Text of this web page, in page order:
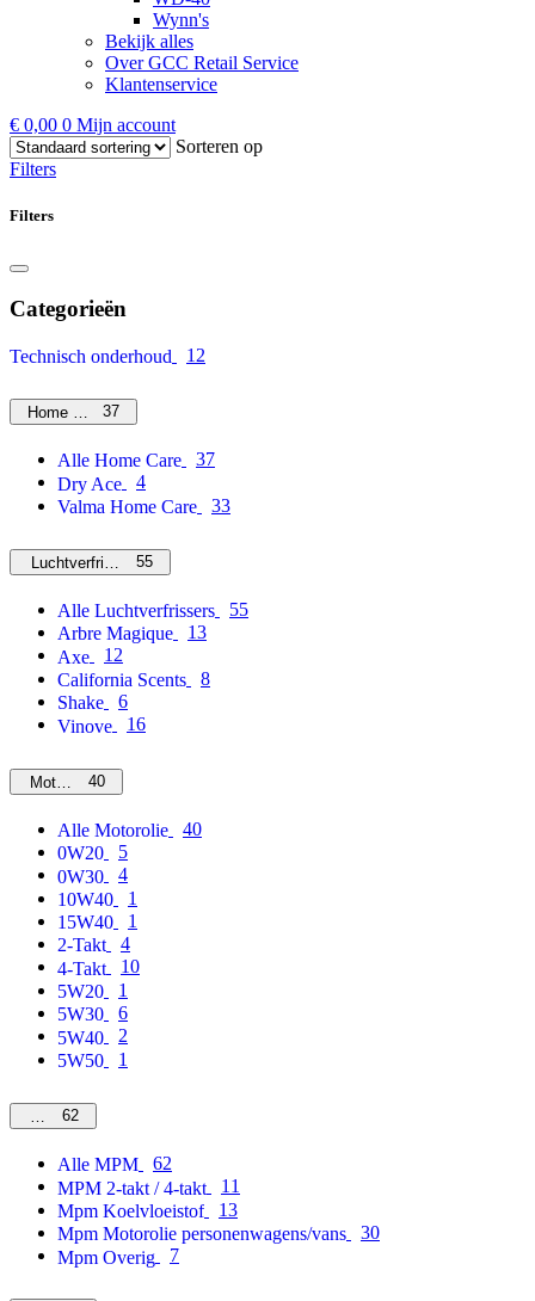
Wynn's
Bekijk alles
Over GCC Retail Service
Klantenservice
€ 0,00 0 Mijn account
Sorteren op
Filters
Filters
Categorieën
Technisch onderhoud 12
Home Care37
Alle Home Care
37
Dry Ace
4
Valma Home Care
33
Luchtverfrissers55
Alle Luchtverfrissers
55
Arbre Magique
13
Axe
12
California Scents
8
Shake
6
Vinove
16
Motorolie40
Alle Motorolie
40
0W20
5
0W30
4
10W40
1
15W40
1
2-Takt
4
4-Takt
10
5W20
1
5W30
6
5W40
2
5W50
1
MPM62
Alle MPM
62
MPM 2-takt / 4-takt
11
Mpm Koelvloeistof
13
Mpm Motorolie personenwagens/vans
30
Mpm Overig
7